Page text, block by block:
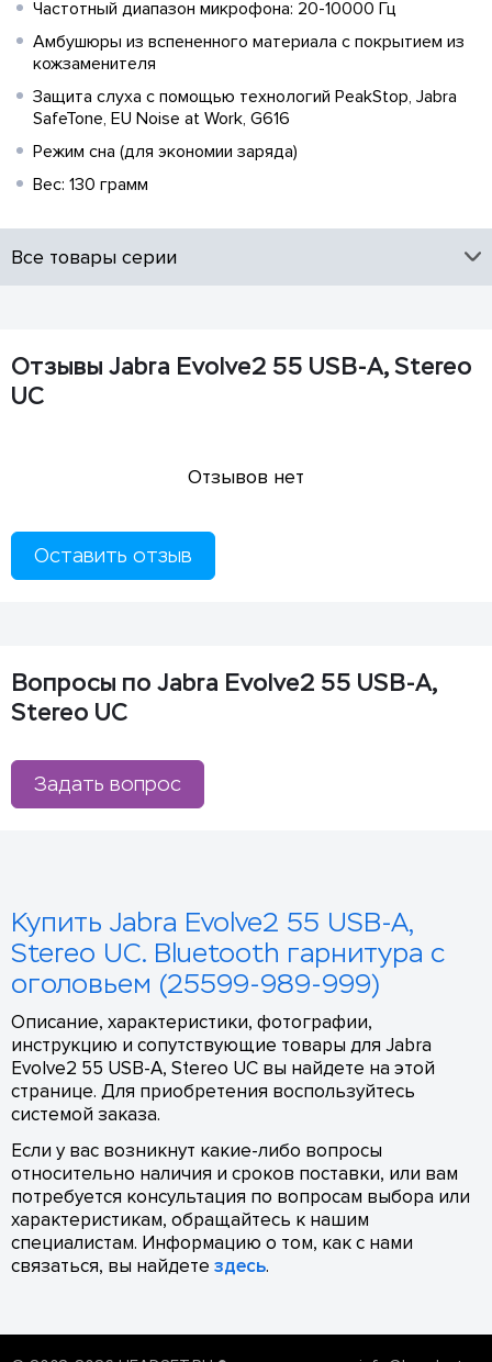
Частотный диапазон микрофона: 20-10000 Гц
Амбушюры из вспененного материала с покрытием из
кожзаменителя
Защита слуха с помощью технологий PeakStop, Jabra
SafeTone, EU Noise at Work, G616
Режим сна (для экономии заряда)
Вес: 130 грамм
Все товары серии
Отзывы Jabra Evolve2 55 USB-A, Stereo
UC
Отзывов нет
Оставить отзыв
Вопросы по Jabra Evolve2 55 USB-A,
Stereo UC
Задать вопрос
Купить Jabra Evolve2 55 USB-A,
Stereo UC. Bluetooth гарнитура с
оголовьем (25599-989-999)
Описание, характеристики, фотографии,
инструкцию и сопутствующие товары для Jabra
Evolve2 55 USB-A, Stereo UC вы найдете на этой
странице. Для приобретения воспользуйтесь
системой заказа.
Если у вас возникнут какие-либо вопросы
относительно наличия и сроков поставки, или вам
потребуется консультация по вопросам выбора или
характеристикам, обращайтесь к нашим
специалистам. Информацию о том, как с нами
связаться, вы найдете здесь.